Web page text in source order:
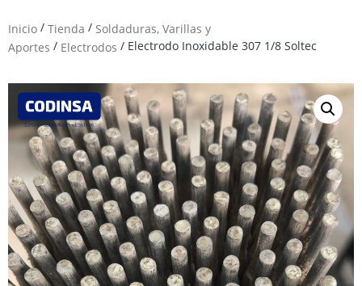
Inicio / Tienda / Soldaduras, Varillas y
Aportes / Electrodos / Electrodo Inoxidable 307 1/8 Soltec